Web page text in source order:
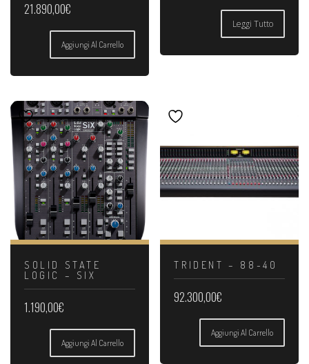
21.890,00€
Aggiungi Al Carrello
Leggi Tutto
SOLID STATE
LOGIC – SIX
1.190,00€
Aggiungi Al Carrello
TRIDENT – 88-40
92.300,00€
Aggiungi Al Carrello